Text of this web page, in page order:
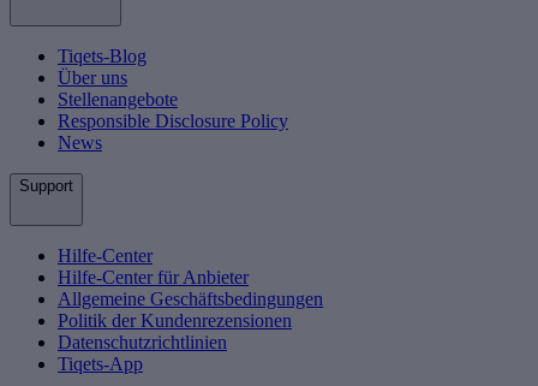
Tiqets-Blog
Über uns
Stellenangebote
Responsible Disclosure Policy
News
Support
Hilfe-Center
Hilfe-Center für Anbieter
Allgemeine Geschäftsbedingungen
Politik der Kundenrezensionen
Datenschutzrichtlinien
Tiqets-App